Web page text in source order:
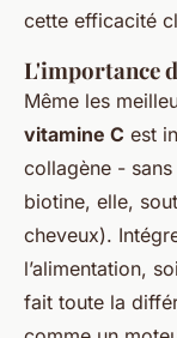
cette efficacité
L'importance
Même les
vitamine C est
collagène - sans
biotine, elle,
cheveux).
l’alimentation,
fait toute la